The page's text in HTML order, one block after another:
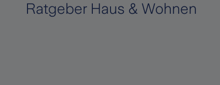
Ratgeber Haus & Wohnen